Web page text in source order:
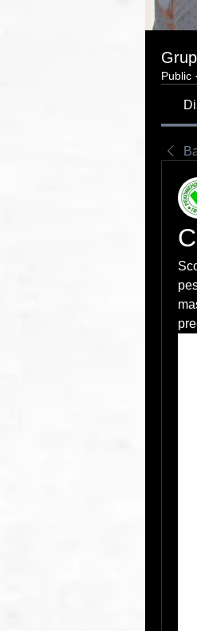
Public ·